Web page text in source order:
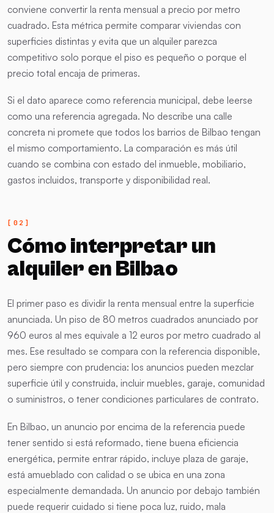
conviene convertir la renta mensual a precio por metro
cuadrado. Esta métrica permite comparar viviendas con
superficies distintas y evita que un alquiler parezca
competitivo solo porque el piso es pequeño o porque el
precio total encaja de primeras.
Si el dato aparece como referencia municipal, debe leerse
como una referencia agregada. No describe una calle
concreta ni promete que todos los barrios de Bilbao tengan
el mismo comportamiento. La comparación es más útil
cuando se combina con estado del inmueble, mobiliario,
gastos incluidos, transporte y disponibilidad real.
Cómo interpretar un
alquiler en Bilbao
El primer paso es dividir la renta mensual entre la superficie
anunciada. Un piso de 80 metros cuadrados anunciado por
960 euros al mes equivale a 12 euros por metro cuadrado al
mes. Ese resultado se compara con la referencia disponible,
pero siempre con prudencia: los anuncios pueden mezclar
superficie útil y construida, incluir muebles, garaje, comunidad
o suministros, o tener condiciones particulares de contrato.
En Bilbao, un anuncio por encima de la referencia puede
tener sentido si está reformado, tiene buena eficiencia
energética, permite entrar rápido, incluye plaza de garaje,
está amueblado con calidad o se ubica en una zona
especialmente demandada. Un anuncio por debajo también
puede requerir cuidado si tiene poca luz, ruido, mala